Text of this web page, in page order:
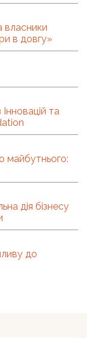
власники
в довгу»
та
майбутнього:
дія бізнесу
до